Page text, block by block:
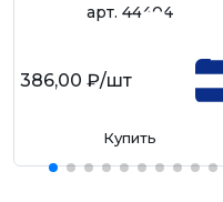
арт. 44404
386,00 ₽/шт
Купить